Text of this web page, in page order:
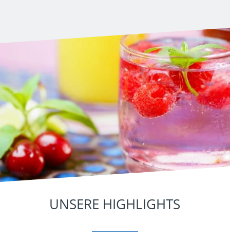
UNSERE HIGHLIGHTS